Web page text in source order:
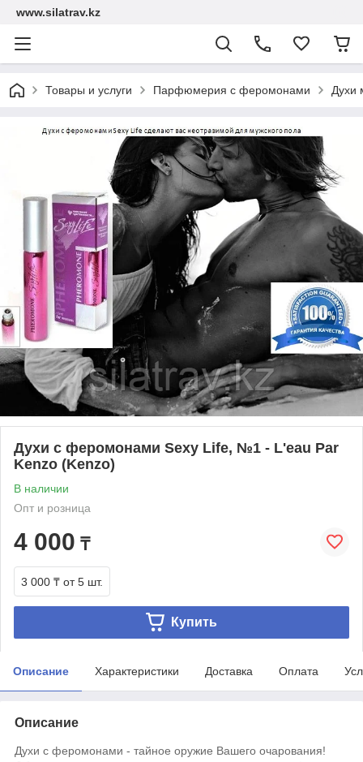
www.silatrav.kz
Товары и услуги Парфюмерия с феромонами Духи
Духи с феромонами Sexy Life, №1 - L'eau Par
Kenzo (Kenzo)
В наличии
Опт и розница
4 000 ₸
3 000 ₸ от 5 шт.
Купить
Описание Характеристики Доставка Оплата
Описание
Духи с феромонами - тайное оружие Вашего очарования!